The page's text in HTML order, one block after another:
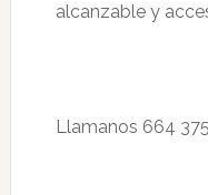
alcanzable y
Llamanos 664